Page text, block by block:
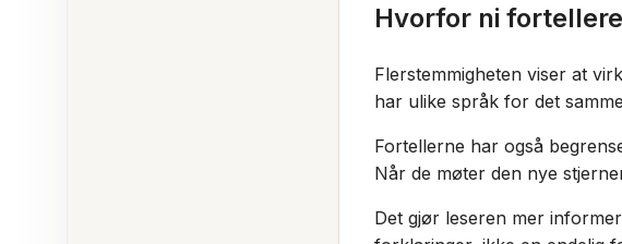
Hvorfor ni
Flerstemmigheten viser at
har ulike språk for det
Fortellerne har også
Når de møter den nye
Det gjør leseren mer